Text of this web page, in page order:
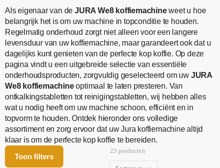
Als eigenaar van de JURA We8 koffiemachineweet u hoe
belangrijk het is om uw machine in topconditie te houden.
Regelmatig onderhoud zorgt niet alleen voor een langere
levensduur van uw koffiemachine, maar garandeert ook dat u
dagelijks kunt genieten van de perfecte kop koffie. Op deze
pagina vindt u een uitgebreide selectie van essentiële
onderhoudsproducten, zorgvuldig geselecteerd om uw JURA
We8 koffiemachineoptimaal te laten presteren. Van
ontkalkingstabletten tot reinigingstabletten, wij hebben alles
wat u nodig heeft om uw machine schoon, efficiënt en in
topvorm te houden. Ontdek hieronder ons volledige
assortiment en zorg ervoor dat uw Jura koffiemachine altijd
klaar is om de perfecte kop koffie te bereiden.
Toon filters
23 producten